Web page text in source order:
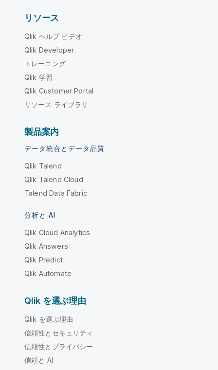
リソース
Qlik ヘルプ ビデオ
Qlik Developer
トレーニング
Qlik 学習
Qlik Customer Portal
リソース ライブラリ
製品案内
データ統合とデータ品質
Qlik Talend
Qlik Talend Cloud
Talend Data Fabric
分析と AI
Qlik Cloud Analytics
Qlik Answers
Qlik Predict
Qlik Automate
Qlik を選ぶ理由
Qlik を選ぶ理由
信頼性とセキュリティ
信頼性とプライバシー
信頼と AI